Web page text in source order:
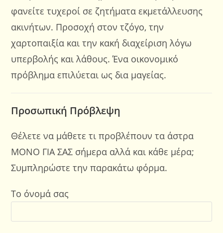
φανείτε τυχεροί σε ζητήματα εκμετάλλευσης
ακινήτων. Προσοχή στον τζόγο, την
χαρτοπαιξία και την κακή διαχείριση λόγω
υπερβολής και λάθους. Ένα οικονομικό
πρόβλημα επιλύεται ως δια μαγείας.
Προσωπική Πρόβλεψη
Θέλετε να μάθετε τι προβλέπουν τα άστρα
ΜΟΝΟ ΓΙΑ ΣΑΣ σήμερα αλλά και κάθε μέρα;
Συμπληρώστε την παρακάτω φόρμα.
Το όνομά σας